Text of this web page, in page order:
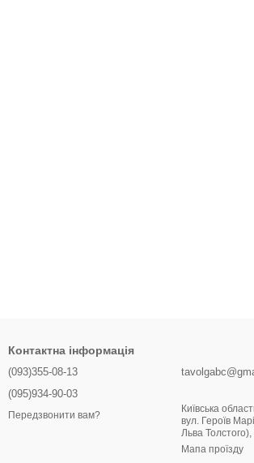
Контактна інформація
(093)355-08-13
(095)934-90-03
Передзвонити вам?
Київська
вул. Героїв
Льва
Мапа проїзду